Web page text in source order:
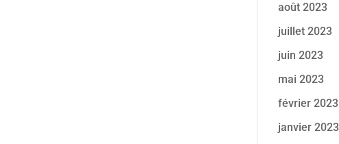
août 2023
juillet 2023
juin 2023
mai 2023
février 2023
janvier 2023